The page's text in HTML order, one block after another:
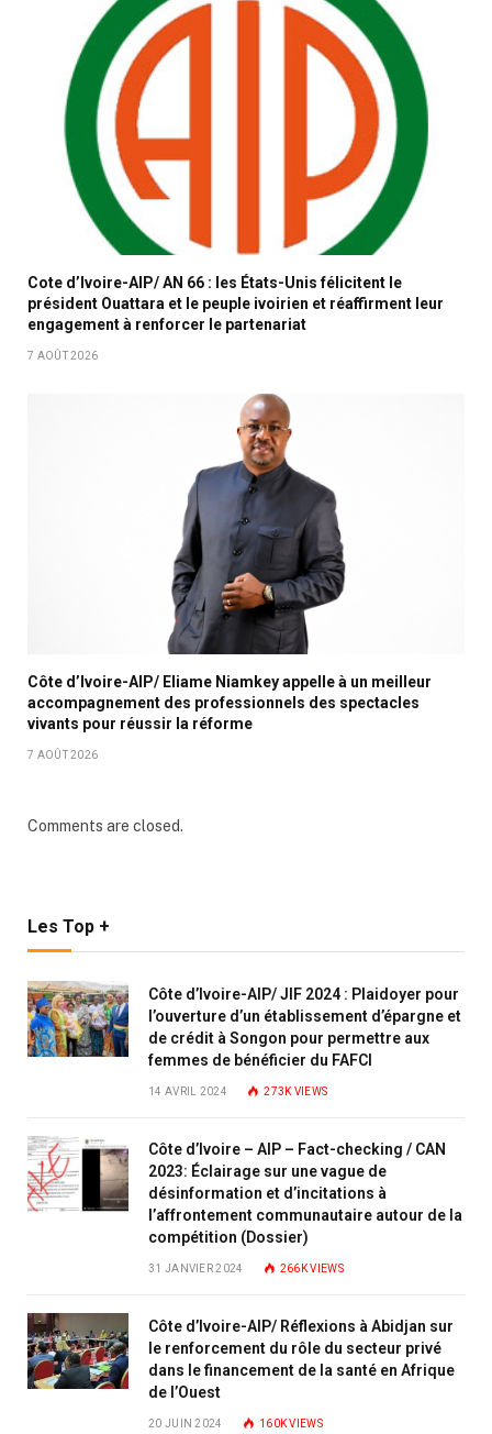
Cote d’Ivoire-AIP/ AN 66 : les États-Unis félicitent le
président Ouattara et le peuple ivoirien et réaffirment leur
engagement à renforcer le partenariat
7 AOÛT 2026
Côte d’Ivoire-AIP/ Eliame Niamkey appelle à un meilleur
accompagnement des professionnels des spectacles
vivants pour réussir la réforme
7 AOÛT 2026
Comments are closed.
Les Top +
Côte d’Ivoire-AIP/ JIF 2024 : Plaidoyer pour
l’ouverture d’un établissement d’épargne et
de crédit à Songon pour permettre aux
femmes de bénéficier du FAFCI
14 AVRIL 2024 273K VIEWS
Côte d’Ivoire – AIP – Fact-checking / CAN
2023: Éclairage sur une vague de
désinformation et d’incitations à
l’affrontement communautaire autour de la
compétition (Dossier)
31 JANVIER 2024 266KVIEWS
Côte d’Ivoire-AIP/ Réflexions à Abidjan sur
le renforcement du rôle du secteur privé
dans le financement de la santé en Afrique
de l’Ouest
20 JUIN 2024 160KVIEWS